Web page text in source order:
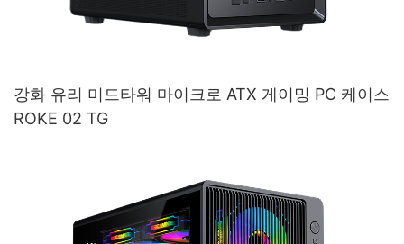
강화 유리 미드타워 마이크로 ATX 게이밍 PC 케이스
ROKE 02 TG